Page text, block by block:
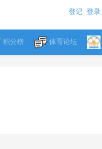
登记 登录
积分榜 体育论坛